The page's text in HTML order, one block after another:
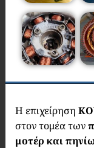
Η επιχείρηση
στον τομέα των
μοτέρ και